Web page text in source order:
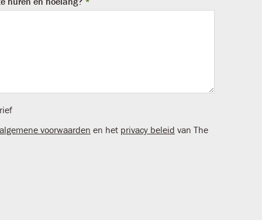
algemene voorwaarden en het privacy beleid van The